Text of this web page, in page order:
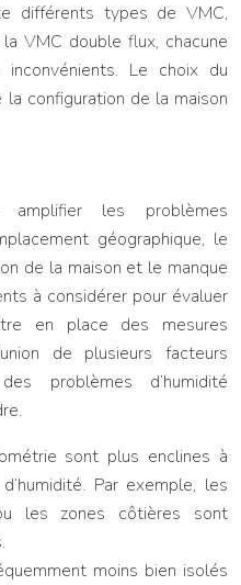
différents types de VMC,
VMC double flux, chacune
Le choix du
configuration de la maison
amplifier les problèmes
géographique, le
de la maison et le manque
à considérer pour évaluer
en place des mesures
de plusieurs facteurs
problèmes d’humidité
sont plus enclines à
Par exemple, les
les zones côtières sont
moins bien isolés